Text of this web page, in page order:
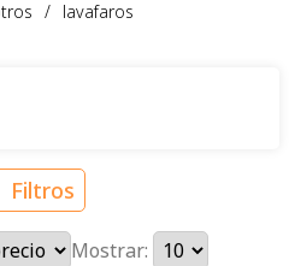
/ lavafaros
Filtros
Mostrar: